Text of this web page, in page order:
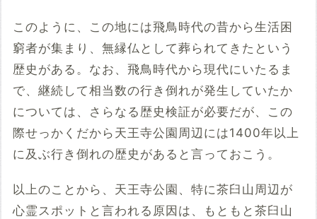
このように、この地には飛鳥時代の昔から生活困
窮者が集まり、無縁仏として葬られてきたという
歴史がある。なお、飛鳥時代から現代にいたるま
で、継続して相当数の行き倒れが発生していたか
については、さらなる歴史検証が必要だが、この
際せっかくだから天王寺公園周辺には1400年以上
に及ぶ行き倒れの歴史があると言っておこう。
以上のことから、天王寺公園、特に茶臼山周辺が
心霊スポットと言われる原因は、もともと茶臼山